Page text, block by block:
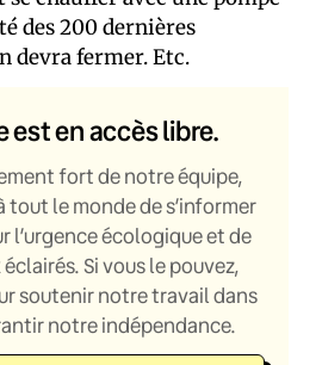
des 200 dernières
devra fermer. Etc.
est en accès libre.
fort de notre équipe,
tout le monde de s’informer
l’urgence écologique et de
Si vous le pouvez,
soutenir notre travail dans
notre indépendance.